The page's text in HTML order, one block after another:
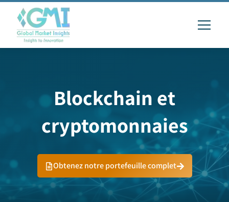
Blockchain et
cryptomonnaies
Obtenez notre portefeuille complet